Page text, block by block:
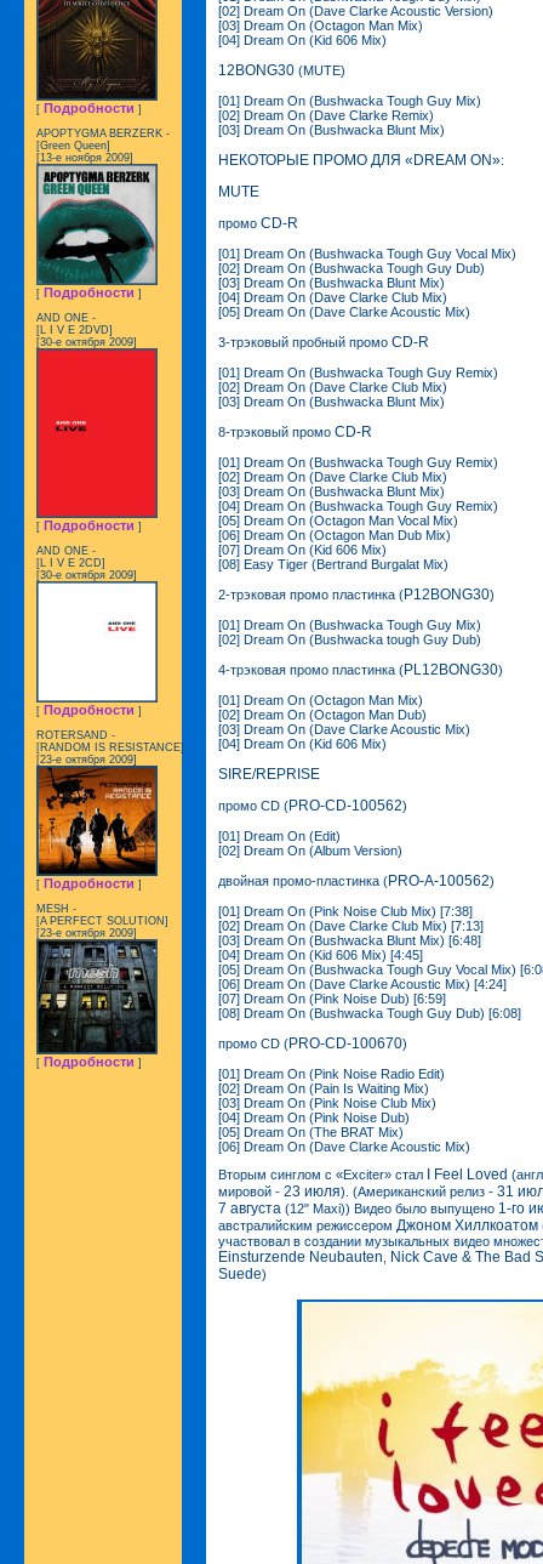
[02] Dream On (Dave Clarke Acoustic Version)
[03] Dream On (Octagon Man Mix)
[04] Dream On (Kid 606 Mix)
12BONG30 (MUTE)
[01] Dream On (Bushwacka Tough Guy Mix)
[02] Dream On (Dave Clarke Remix)
[03] Dream On (Bushwacka Blunt Mix)
НЕКОТОРЫЕ ПРОМО ДЛЯ «DREAM ON»:
MUTE
промо CD-R
[01] Dream On (Bushwacka Tough Guy Vocal Mix)
[02] Dream On (Bushwacka Tough Guy Dub)
[03] Dream On (Bushwacka Blunt Mix)
[04] Dream On (Dave Clarke Club Mix)
[05] Dream On (Dave Clarke Acoustic Mix)
3-трэковый пробный промо CD-R
[01] Dream On (Bushwacka Tough Guy Remix)
[02] Dream On (Dave Clarke Club Mix)
[03] Dream On (Bushwacka Blunt Mix)
8-трэковый промо CD-R
[01] Dream On (Bushwacka Tough Guy Remix)
[02] Dream On (Dave Clarke Club Mix)
[03] Dream On (Bushwacka Blunt Mix)
[04] Dream On (Bushwacka Tough Guy Remix)
[05] Dream On (Octagon Man Vocal Mix)
[06] Dream On (Octagon Man Dub Mix)
[07] Dream On (Kid 606 Mix)
[08] Easy Tiger (Bertrand Burgalat Mix)
2-трэковая промо пластинка (P12BONG30)
[01] Dream On (Bushwacka Tough Guy Mix)
[02] Dream On (Bushwacka tough Guy Dub)
4-трэковая промо пластинка (PL12BONG30)
[01] Dream On (Octagon Man Mix)
[02] Dream On (Octagon Man Dub)
[03] Dream On (Dave Clarke Acoustic Mix)
[04] Dream On (Kid 606 Mix)
SIRE/REPRISE
промо CD (PRO-CD-100562)
[01] Dream On (Edit)
[02] Dream On (Album Version)
двойная промо-пластинка (PRO-A-100562)
[01] Dream On (Pink Noise Club Mix) [7:38]
[02] Dream On (Dave Clarke Club Mix) [7:13]
[03] Dream On (Bushwacka Blunt Mix) [6:48]
[04] Dream On (Kid 606 Mix) [4:45]
[05] Dream On (Bushwacka Tough Guy Vocal Mix)
[06] Dream On (Dave Clarke Acoustic Mix) [4:24]
[07] Dream On (Pink Noise Dub) [6:59]
[08] Dream On (Bushwacka Tough Guy Dub) [6:08]
промо CD (PRO-CD-100670)
[01] Dream On (Pink Noise Radio Edit)
[02] Dream On (Pain Is Waiting Mix)
[03] Dream On (Pink Noise Club Mix)
[04] Dream On (Pink Noise Dub)
[05] Dream On (The BRAT Mix)
[06] Dream On (Dave Clarke Acoustic Mix)
Вторым синглом с «Exciter» стал
I Feel Loved
мировой - 23 июля). (Американский релиз - 31
7 августа (12" Maxi)) Видео было выпущено 1-го
австралийским режиссером Джоном Хиллкоатом
участвовал в создании музыкальных видео
Einsturzende Neubauten
Nick Cave & The Bad
Suede)
[ Подробности ]
APOPTYGMA BERZERK -
[Green Queen]
[13-е ноября 2009]
[ Подробности ]
AND ONE -
[L I V E 2DVD]
[30-е октября 2009]
[ Подробности ]
AND ONE -
[L I V E 2CD]
[30-е октября 2009]
[ Подробности ]
ROTERSAND -
[RANDOM IS RESISTANCE]
[23-е октября 2009]
[ Подробности ]
MESH -
[A PERFECT SOLUTION]
[23-е октября 2009]
[ Подробности ]